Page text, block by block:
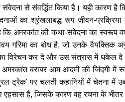
से संवर्द्धित किया है। यही कारण
का श्रृंखलाबद्ध रूप जीवन-
अमरकांत की कथा-संवेदना का स्वरूप
गरिमा का बोध है, जो उनके वैयक्तिक
का विरेचन कर दे और उस संत्रास में धकेल
अमरकांत बराबर आम आदमी की
ट्रेक' पर चलती कहानियों में चेतना में
एहसास है, जिसके कारण वह रचना के